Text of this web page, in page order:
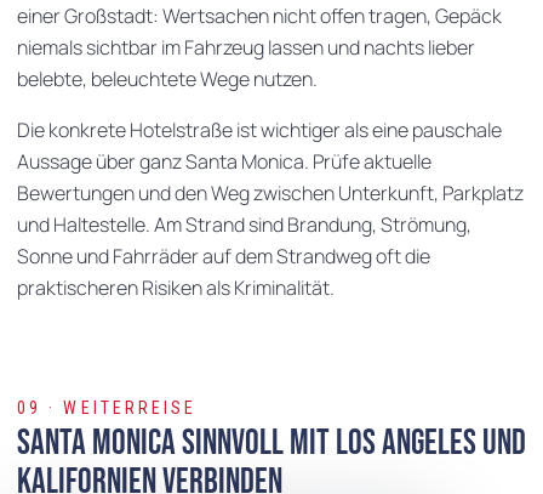
einer Großstadt: Wertsachen nicht offen tragen, Gepäck
niemals sichtbar im Fahrzeug lassen und nachts lieber
belebte, beleuchtete Wege nutzen.
Die konkrete Hotelstraße ist wichtiger als eine pauschale
Aussage über ganz Santa Monica. Prüfe aktuelle
Bewertungen und den Weg zwischen Unterkunft, Parkplatz
und Haltestelle. Am Strand sind Brandung, Strömung,
Sonne und Fahrräder auf dem Strandweg oft die
praktischeren Risiken als Kriminalität.
09 · WEITERREISE
Santa Monica sinnvoll mit Los Angeles und
Kalifornien verbinden